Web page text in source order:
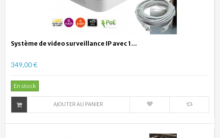
Système de video surveillance IP avec 1...
349,00 €
En stock
AJOUTER AU PANIER